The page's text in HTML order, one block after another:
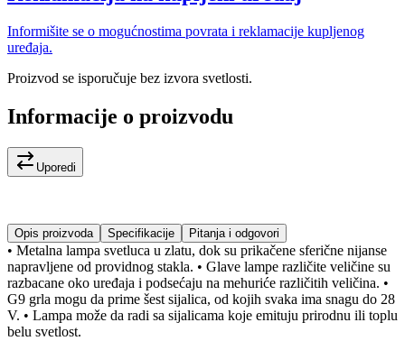
Informišite se o mogućnostima povrata i reklamacije kupljenog
uređaja.
Proizvod se isporučuje bez izvora svetlosti.
Informacije o proizvodu
Uporedi
Opis proizvoda Specifikacije Pitanja i odgovori
• Metalna lampa svetluca u zlatu, dok su prikačene sferične nijanse
napravljene od providnog stakla. • Glave lampe različite veličine su
razbacane oko uređaja i podsećaju na mehuriće različitih veličina. •
G9 grla mogu da prime šest sijalica, od kojih svaka ima snagu do 28
V. • Lampa može da radi sa sijalicama koje emituju prirodnu ili toplu
belu svetlost.